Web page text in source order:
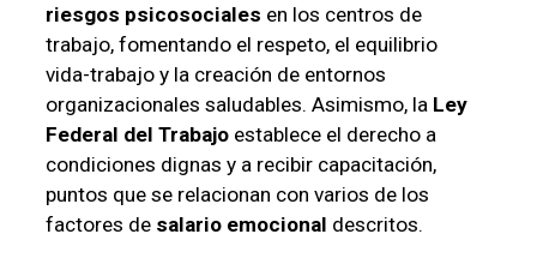
riesgos psicosociales en los centros de
trabajo, fomentando el respeto, el equilibrio
vida-trabajo y la creación de entornos
organizacionales saludables. Asimismo, la Ley
Federal del Trabajoestablece el derecho a
condiciones dignas y a recibir capacitación,
puntos que se relacionan con varios de los
factores de salario emocional descritos.